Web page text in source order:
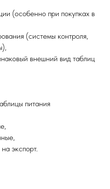
(особенно при покупках в
(системы контроля,
внешний вид таблиц
питания
экспорт.